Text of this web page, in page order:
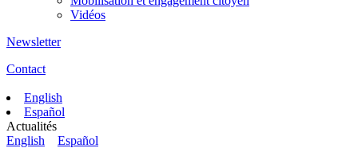
Vidéos
Newsletter
Contact
English
Español
Actualités
English
Español